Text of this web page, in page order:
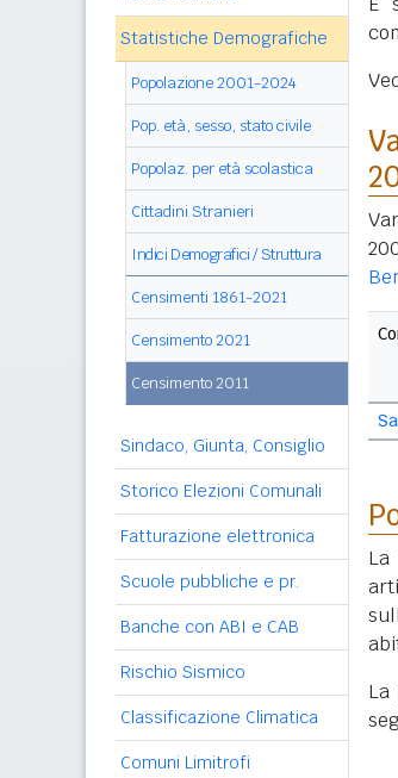
Statistiche Demografiche
Popolazione 2001-2024
Pop. età, sesso, stato civile
Popolaz. per età scolastica
Cittadini Stranieri
Indici Demografici / Struttura
Censimenti 1861-2021
Censimento 2021
Censimento 2011
Sindaco, Giunta, Consiglio
Storico Elezioni Comunali
Fatturazione elettronica
Scuole pubbliche e pr.
Banche con ABI e CAB
Rischio Sismico
Classificazione Climatica
Comuni Limitrofi
La
La